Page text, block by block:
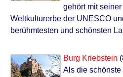
gehört mit
Weltkulturerbe der UNESCO
berühmtesten und schönsten
Burg Kriebstein
Als die schönste